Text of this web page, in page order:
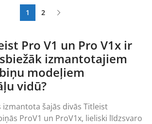
1 2
Pro V1 un Pro V1x ir
izmantotajiem
modeļiem
vidū?
izmantota šajās divās Titleist
ProV1 un ProV1x, lieliski līdzsvaro